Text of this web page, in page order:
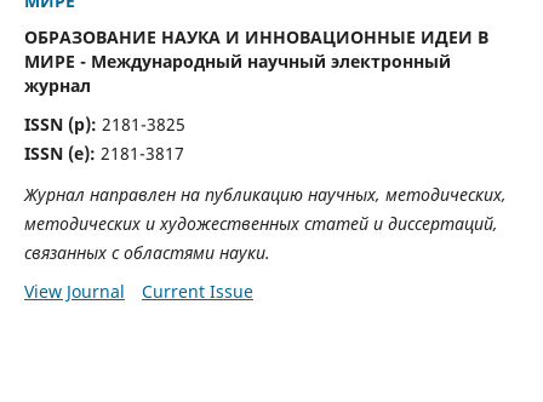
ОБРАЗОВАНИЕ НАУКА И ИННОВАЦИОННЫЕ ИДЕИ В
МИРЕ - Международный научный электронный
журнал
ISSN (р): 2181-3825
ISSN (е): 2181-3817
Журнал направлен на публикацию научных, методических,
методических и художественных статей и диссертаций,
связанных с областями науки.
View Journal
Current Issue